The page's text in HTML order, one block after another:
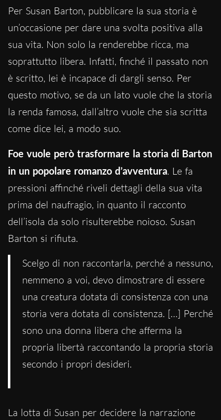
Per Susan Barton, pubblicare la sua storia è
un’occasione per dare una svolta positiva alla
sua vita. Non solo la renderebbe ricca, ma
soprattutto libera. Infatti, finché il passato non
è scritto, lei è incapace di dargli senso. Per
questo motivo, se da un lato vuole che la storia
la renda famosa, dall’altro vuole che sia scritta
come dice lei, a modo suo.
Foe vuole però trasformare la storia di Barton
in un popolare romanzo d’avventura. Le fa
pressioni affinché riveli dettagli della sua vita
prima del naufragio, in quanto il racconto
dell’isola da solo risulterebbe noioso. Susan
Barton si rifiuta.
Scelgo di non raccontarla, perché a nessuno,
nemmeno a voi, devo dimostrare di essere
una creatura dotata di consistenza con una
storia vera dotata di consistenza. […] Perché
sono una donna libera che afferma la
propria libertà raccontando la propria storia
secondo i propri desideri.
La lotta di Susan per decidere la narrazione